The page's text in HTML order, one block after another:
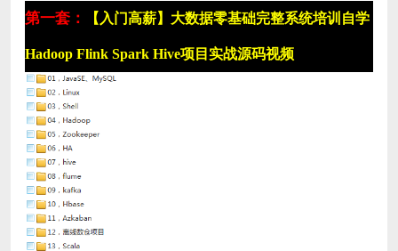
第一套： 【入门高薪】大数据零基础完整系统培训自学
Hadoop Flink Spark Hive项目实战源码视频